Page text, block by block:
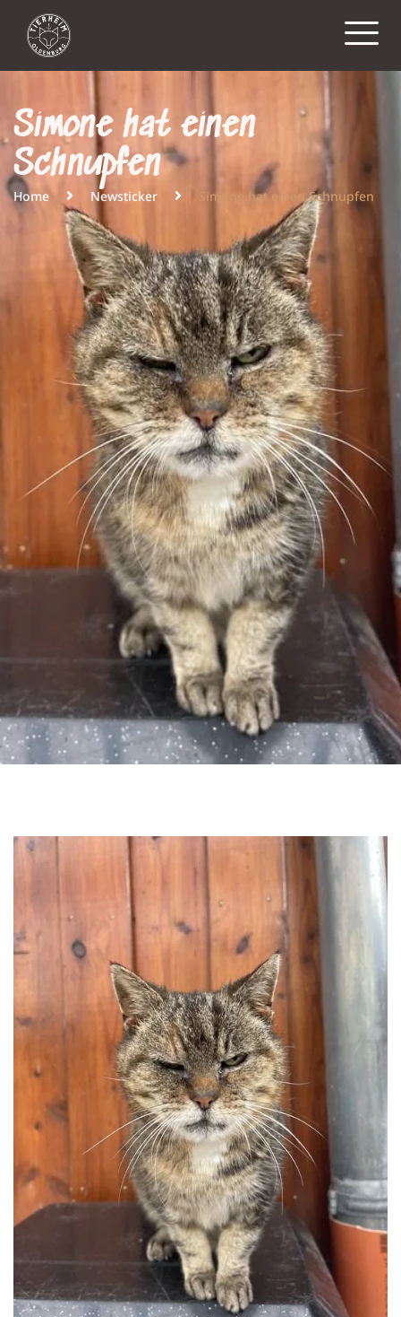
Simone hat einen
Schnupfen
Home Newsticker Simone hat einen Schnupfen